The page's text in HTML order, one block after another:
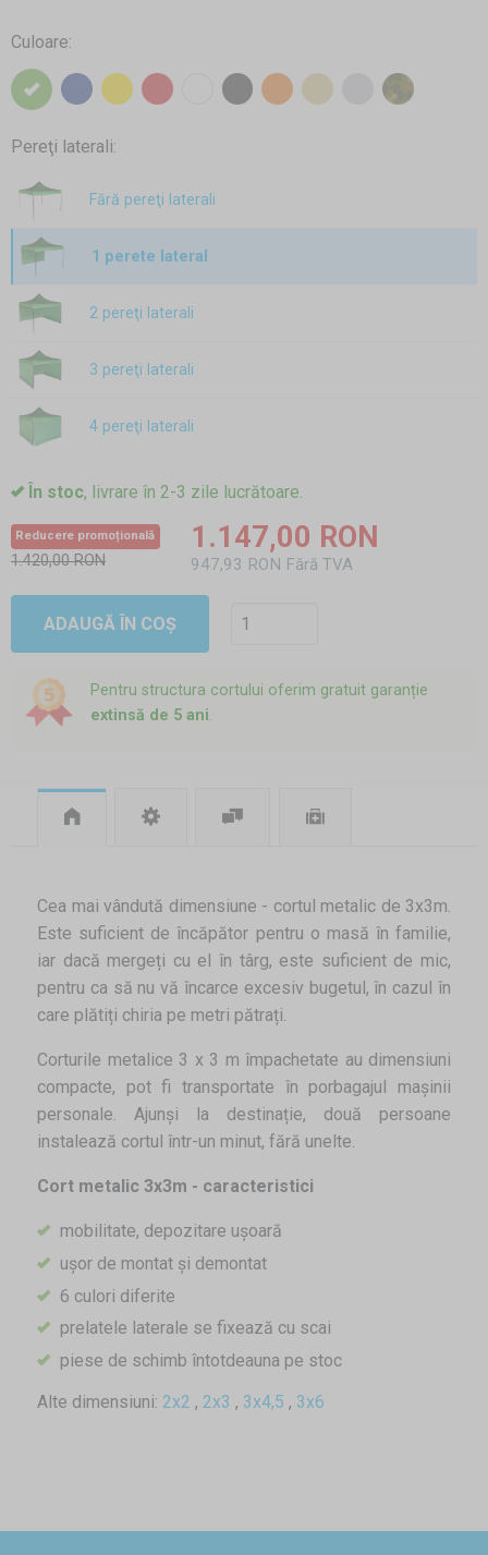
Culoare:
Pereţi laterali:
Fără pereţi laterali
1 perete lateral
2 pereţi laterali
3 pereţi laterali
4 pereţi laterali
În stoc, livrare în 2-3 zile lucrătoare.
Reducere promoțională
1.420,00 RON
1.147,00 RON
947,93 RON Fără TVA
ADAUGĂ ÎN COȘ
Pentru structura cortului oferim gratuit garanție
extinsă de 5 ani.
Cea mai vândută dimensiune - cortul metalic de 3x3m.
Este suficient de încăpător pentru o masă în familie,
iar dacă mergeți cu el în târg, este suficient de mic,
pentru ca să nu vă încarce excesiv bugetul, în cazul în
care plătiți chiria pe metri pătrați.
Corturile metalice 3 x 3 m împachetate au dimensiuni
compacte, pot fi transportate în porbagajul mașinii
personale. Ajunși la destinație, două persoane
instalează cortul într-un minut, fără unelte.
Cort metalic 3x3m - caracteristici
mobilitate, depozitare ușoară
ușor de montat și demontat
6 culori diferite
prelatele laterale se fixează cu scai
piese de schimb întotdeauna pe stoc
Alte dimensiuni: 2x2 , 2x3 , 3x4,5 , 3x6